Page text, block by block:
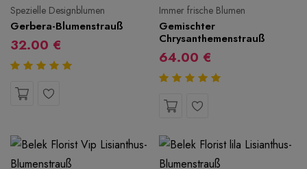
Spezielle Designblumen
Gerbera-Blumenstrauß
32.00 €
Immer frische Blumen
Gemischter
Chrysanthemenstrauß
64.00 €